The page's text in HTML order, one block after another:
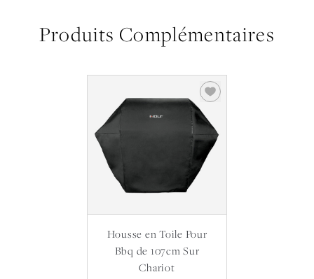
Produits Complémentaires
Housse en Toile Pour
Bbq de 107cm Sur
Chariot